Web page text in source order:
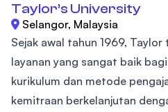
Taylor’s University
Selangor, Malaysia
Sejak awal tahun 1969,
layanan yang sangat baik
kurikulum dan metode
kemitraan berkelanjutan